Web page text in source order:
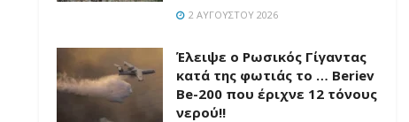
2 ΑΥΓΟΎΣΤΟΥ 2026
Έλειψε ο Ρωσικός Γίγαντας
κατά της φωτιάς το … Beriev
Be-200 που έριχνε 12 τόνους
νερού!!